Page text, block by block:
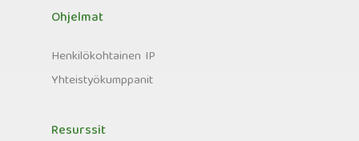
Ohjelmat
Henkilökohtainen IP
Yhteistyökumppanit
Resurssit